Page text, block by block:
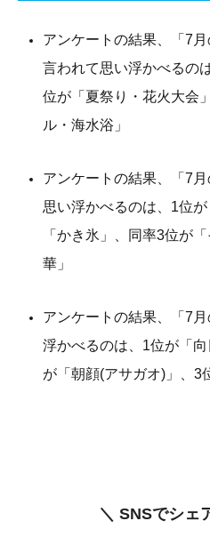
アンケートの結果、「7
言われて思い浮かべるの
位が「夏祭り・花火大会
ル・海水浴」
アンケートの結果、「7
思い浮かべるのは、1位
「かき氷」、同率3位が
華」
アンケートの結果、「7
浮かべるのは、1位が「
が「朝顔(アサガオ)」、3
＼ SNSでシェ